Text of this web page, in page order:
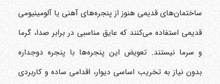
ساختمان‌های قدیمی هنوز از پنجره‌های آهنی یا آلومینیومی
قدیمی استفاده می‌کنند که عایق مناسبی در برابر صدا، گرما
و سرما نیستند. تعویض این پنجره‌ها با پنجره دوجداره
بدون نیاز به تخریب اساسی دیوار، اقدامی ساده و کاربردی